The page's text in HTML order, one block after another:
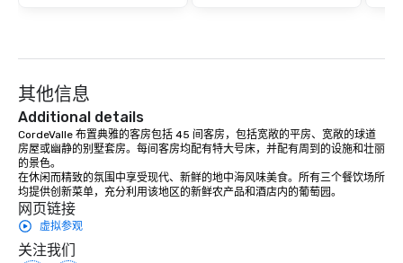
其他信息
Additional details
CordeValle 布置典雅的客房包括 45 间客房，包括宽敞的平房、宽敞的球道
房屋或幽静的别墅套房。每间客房均配有特大号床，并配有周到的设施和壮丽
的景色。
在休闲而精致的氛围中享受现代、新鲜的地中海风味美食。所有三个餐饮场所
均提供创新菜单，充分利用该地区的新鲜农产品和酒店内的葡萄园。
网页链接
虚拟参观
关注我们